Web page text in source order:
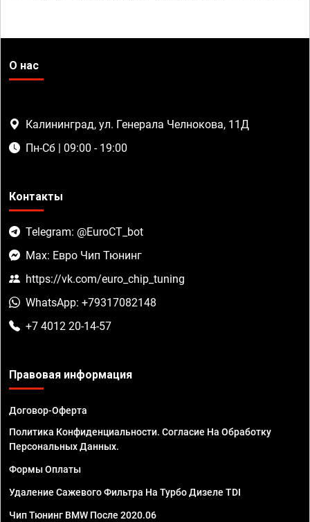
О нас
Калининград, ул. Генерала Челнокова, 11Д
Пн-Сб | 09:00 - 19:00
Контакты
Telegram: @EuroCT_bot
Max: Евро Чип Тюнинг
https://vk.com/euro_chip_tuning
WhatsApp: +79317082148
+7 4012 20-14-57
Правовая информация
Договор-Оферта
Политика Конфиденциальности. Согласие На Обработку
Персональных Данных.
Формы Оплаты
Удаление Сажевого Фильтра На Турбо Дизеле TDI
Чип Тюнинг BMW После 2020.06